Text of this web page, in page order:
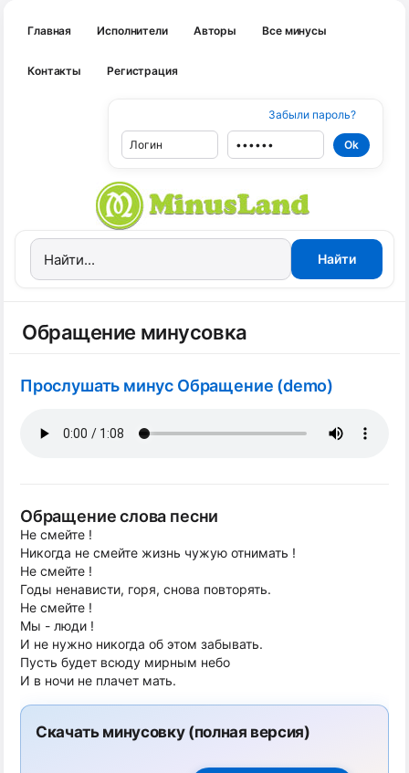
Главная Исполнители Авторы Все минусы
Контакты Регистрация
Забыли пароль?
Обращение минусовка
Прослушать минус Обращение (demo)
Обращение слова песни
Не смейте !
Никогда не смейте жизнь чужую отнимать !
Не смейте !
Годы ненависти, горя, снова повторять.
Не смейте !
Мы - люди !
И не нужно никогда об этом забывать.
Пусть будет всюду мирным небо
И в ночи не плачет мать.
Скачать минусовку (полная версия)